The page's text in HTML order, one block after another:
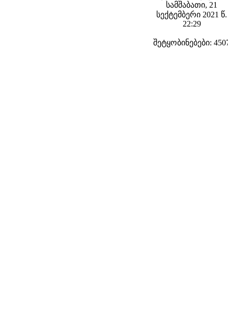
სამშაბათი, 21
სექტემბერი 2021 წ.
22:29
შეტყობინებები: